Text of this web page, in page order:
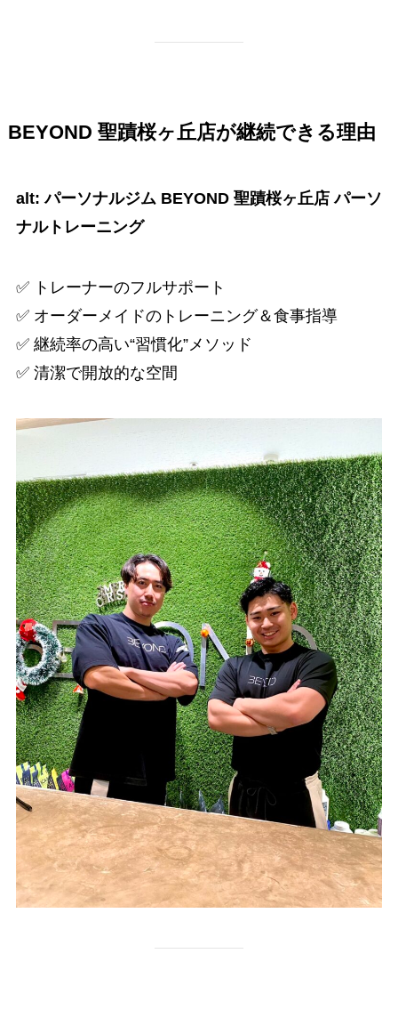
BEYOND 聖蹟桜ヶ丘店が継続できる理由
alt: パーソナルジム BEYOND 聖蹟桜ヶ丘店 パーソ
ナルトレーニング
✅ トレーナーのフルサポート
✅ オーダーメイドのトレーニング＆食事指導
✅ 継続率の高い“習慣化”メソッド
✅ 清潔で開放的な空間